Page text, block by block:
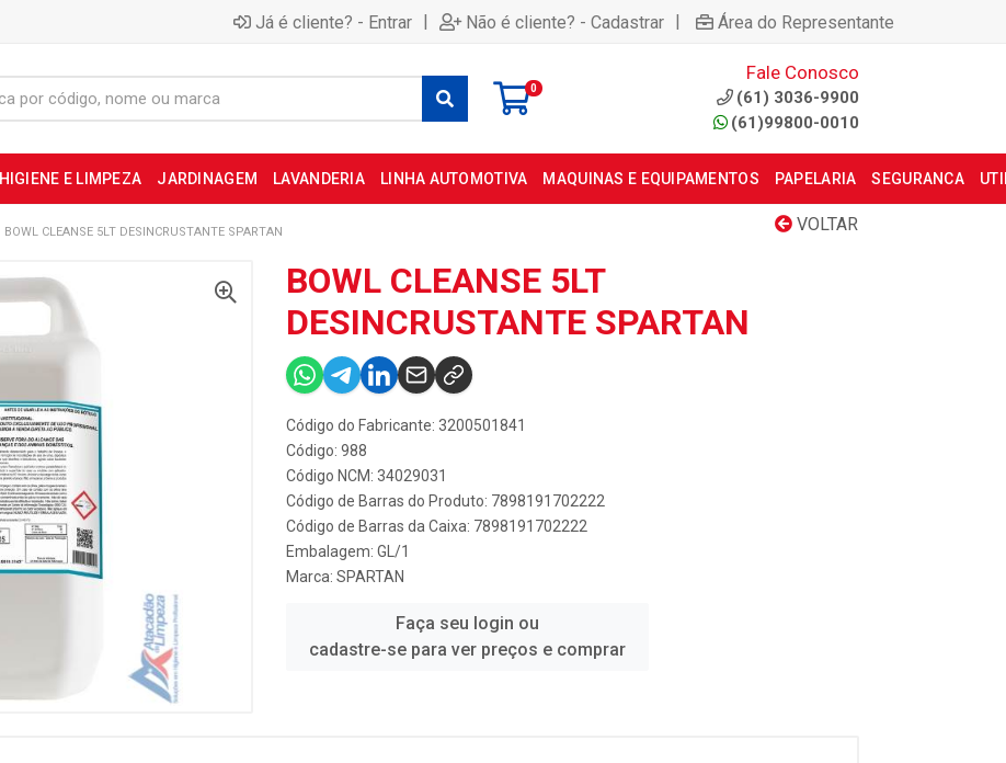
Já é cliente? - Entrar | Não é cliente? - Cadastrar | Área do Representante
0
Fale Conosco
(61) 3036-9900
(61)99800-0010
HIGIENE E LIMPEZA JARDINAGEM LAVANDERIA LINHA AUTOMOTIVA MAQUINAS E EQUIPAMENTOS PAPELARIA SEGURANCA
VOLTAR
BOWL CLEANSE 5LT DESINCRUSTANTE SPARTAN
BOWL CLEANSE 5LT
DESINCRUSTANTE SPARTAN
Código do Fabricante: 3200501841
Código: 988
Código NCM: 34029031
Código de Barras do Produto: 7898191702222
Código de Barras da Caixa: 7898191702222
Embalagem: GL/1
Marca: SPARTAN
Faça seu login ou
cadastre-se para ver preços e comprar